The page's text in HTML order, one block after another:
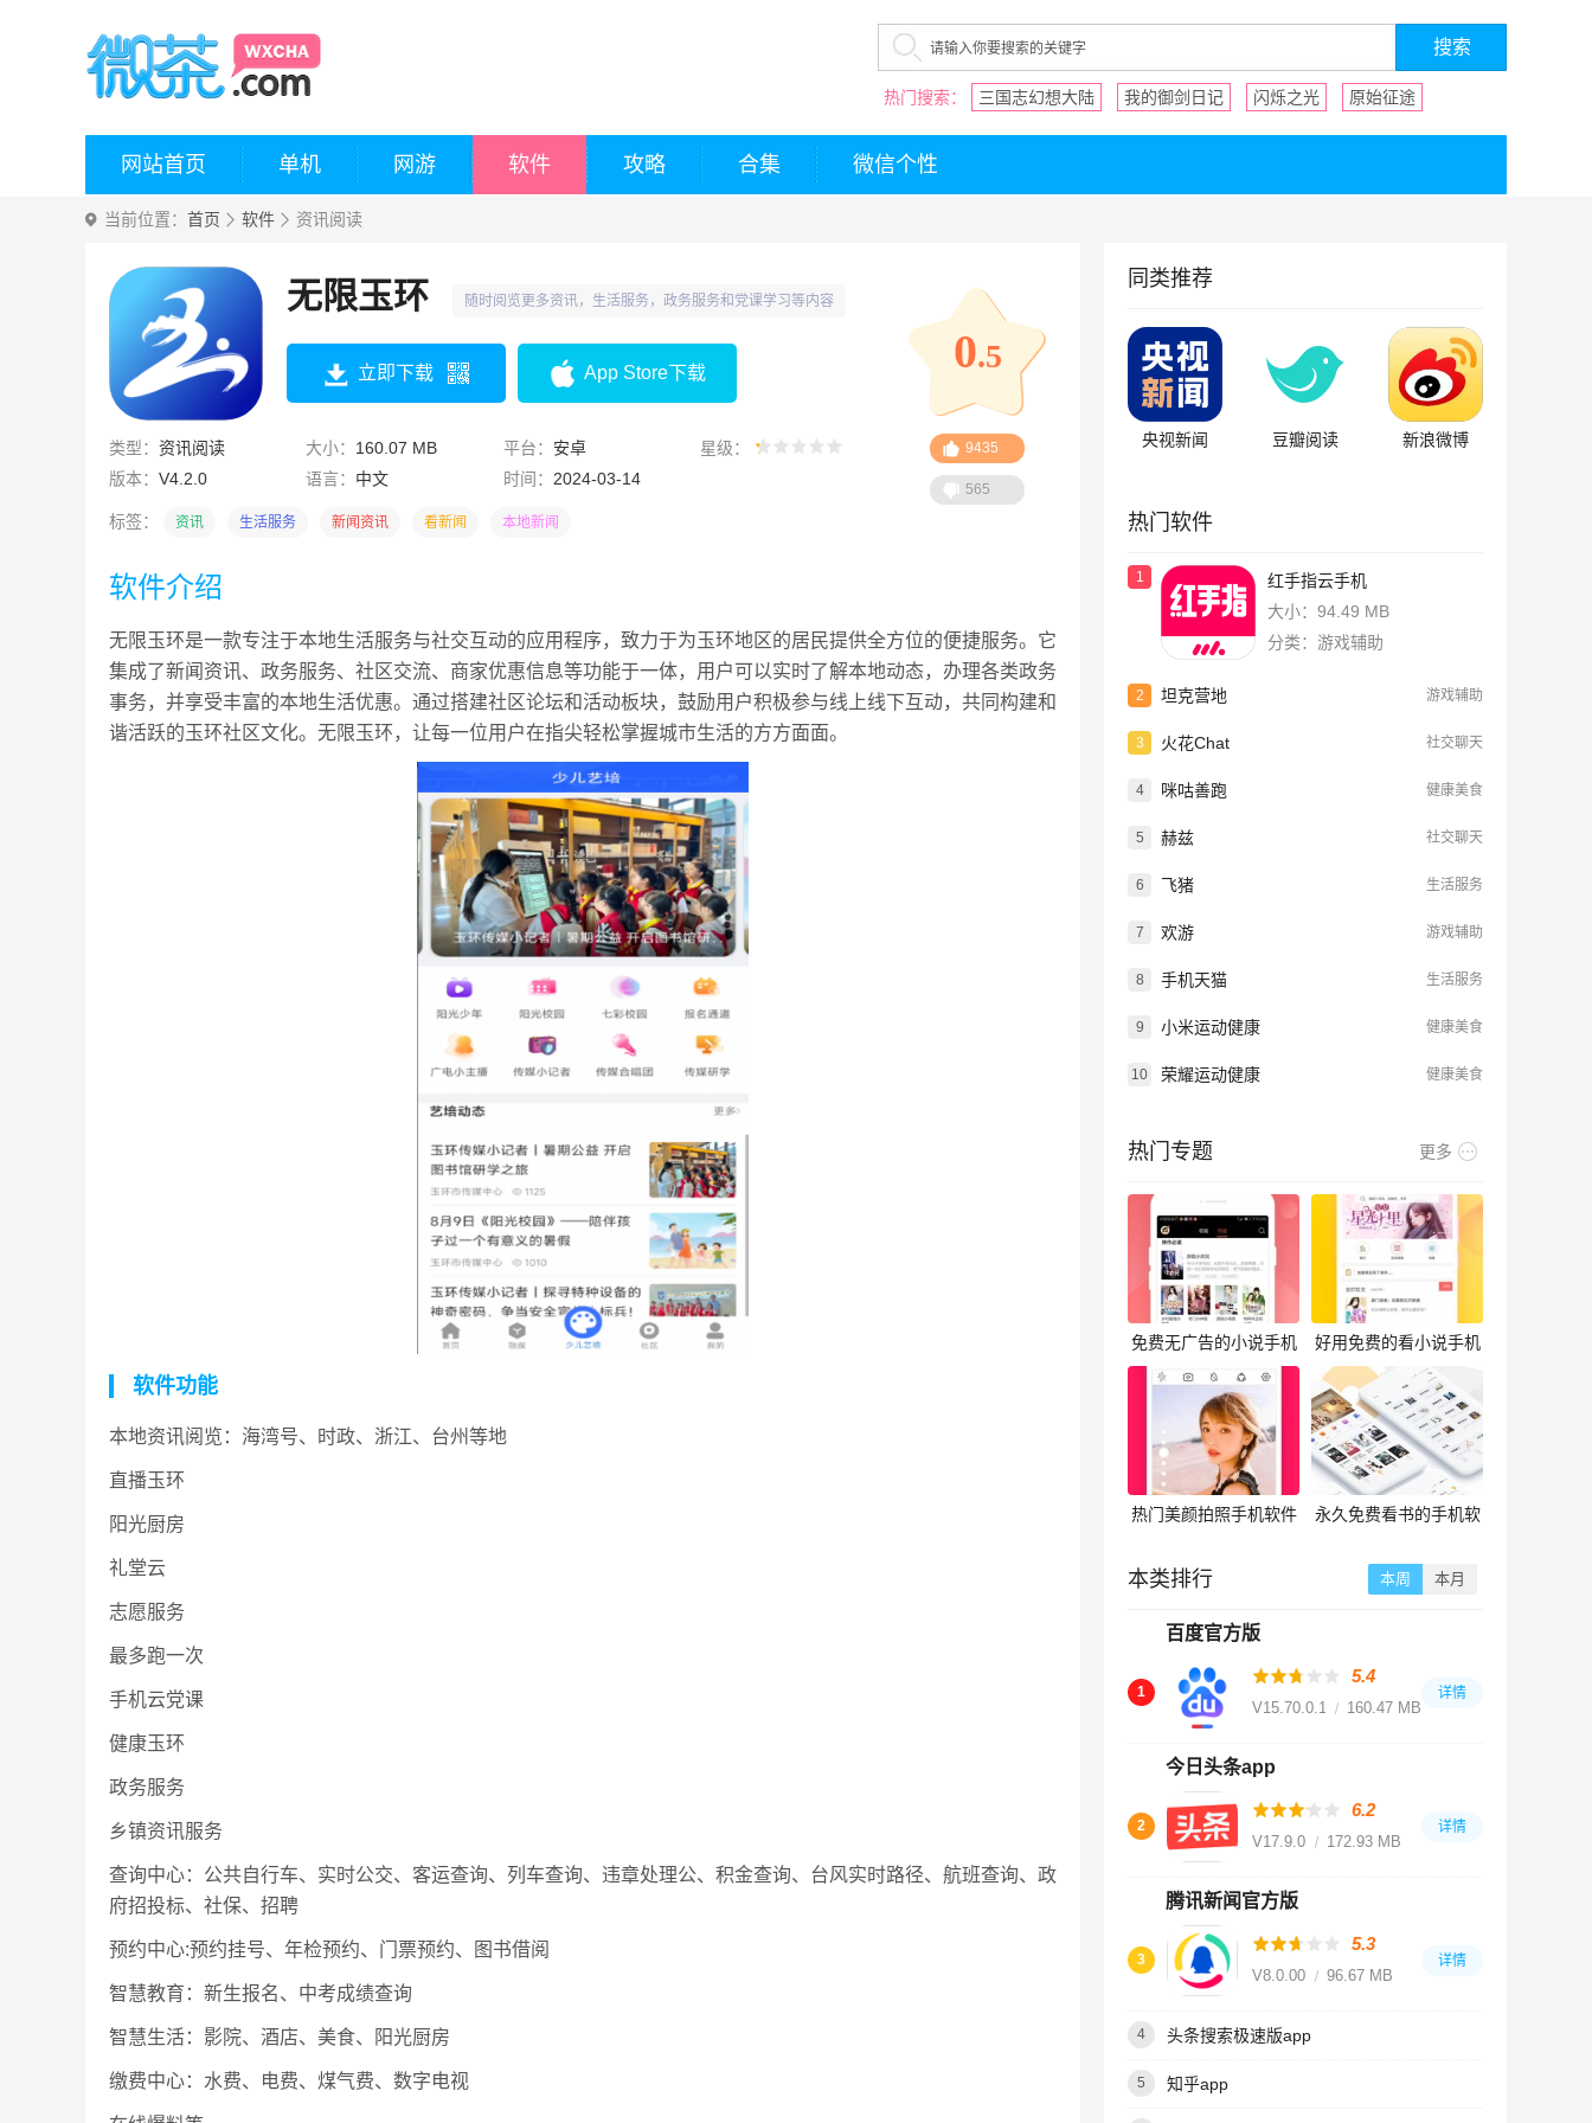
热门搜索： 三国志幻想大陆 我的御剑日记 闪烁之光 原始征途
网站首页 单机 网游 软件 攻略 合集 微信个性
当前位置： 首页 软件 资讯阅读
无限玉环 随时阅览更多资讯，生活服务，政务服务和党课学习等内容
立即下载 App Store下载
类型： 资讯阅读 大小： 160.07 MB 平台： 安卓
星级：
版本： V4.2.0 语言： 中文 时间： 2024-03-14
标签： 资讯 生活服务 新闻资讯 看新闻 本地新闻
0.5
9435
565
软件介绍
无限玉环是一款专注于本地生活服务与社交互动的应用程序，致力于为玉环地区的居民提供全方位的便捷服务。它
集成了新闻资讯、政务服务、社区交流、商家优惠信息等功能于一体，用户可以实时了解本地动态，办理各类政务
事务，并享受丰富的本地生活优惠。通过搭建社区论坛和活动板块，鼓励用户积极参与线上线下互动，共同构建和
谐活跃的玉环社区文化。无限玉环，让每一位用户在指尖轻松掌握城市生活的方方面面。
软件功能
本地资讯阅览：海湾号、时政、浙江、台州等地
直播玉环
阳光厨房
礼堂云
志愿服务
最多跑一次
手机云党课
健康玉环
政务服务
乡镇资讯服务
查询中心：公共自行车、实时公交、客运查询、列车查询、违章处理公、积金查询、台风实时路径、航班查询、政
府招投标、社保、招聘
预约中心:预约挂号、年检预约、门票预约、图书借阅
智慧教育：新生报名、中考成绩查询
智慧生活：影院、酒店、美食、阳光厨房
缴费中心：水费、电费、煤气费、数字电视
同类推荐
央视新闻 豆瓣阅读 新浪微博
热门软件
1
红手指云手机
大小：94.49 MB
分类：游戏辅助
2 坦克营地 游戏辅助
3 火花Chat 社交聊天
4 咪咕善跑 健康美食
5 赫兹 社交聊天
6 飞猪 生活服务
7 欢游 游戏辅助
8 手机天猫 生活服务
9 小米运动健康 健康美食
10 荣耀运动健康 健康美食
热门专题 更多
免费无广告的小说手机
好用免费的看小说手机
软件合集
热门美颜拍照手机软件
永久免费看书的手机软
本类排行 本周 本月
百度官方版
1
5.4
V15.70.0.10 160.47 MB
详情
今日头条app
2
6.2
V17.9.0 172.93 MB
详情
腾讯新闻官方版
3
5.3
V8.0.00 96.67 MB
详情
4 头条搜索极速版app
5 知乎app